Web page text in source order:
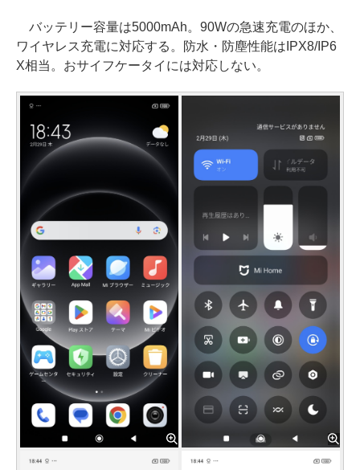
バッテリー容量は5000mAh。90Wの急速充電のほか、
ワイヤレス充電に対応する。防水・防塵性能はIPX8/IP6
X相当。おサイフケータイには対応しない。